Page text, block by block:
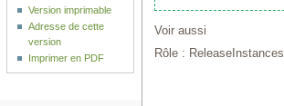
Voir aussi
Rôle : ReleaseInstances
Version imprimable
Adresse de cette
version
Imprimer en PDF